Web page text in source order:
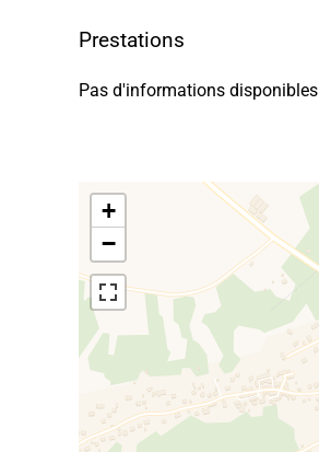
Prestations
Pas d'informations disponibles
+
−